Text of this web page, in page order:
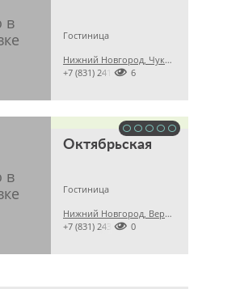
Гостиница
Нижний Новгород, Чукотская, 32а

+7 (831) 24170556
Октябрьская
Гостиница
Нижний Новгород, Верхневолжская наб., 9а

+7 (831) 24328080